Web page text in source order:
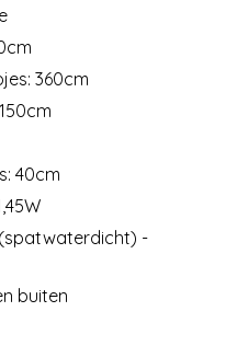
360cm
40cm
(spatwaterdicht) -
buiten